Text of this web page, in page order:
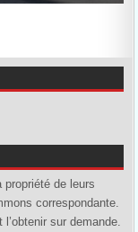
de leurs
correspondante.
sur demande.